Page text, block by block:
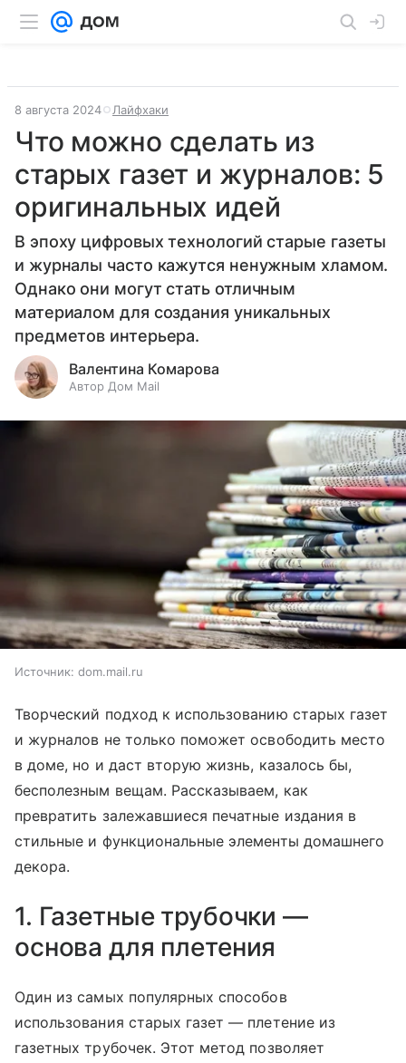
8 августа 2024 Лайфхаки
Что можно сделать из
старых газет и журналов: 5
оригинальных идей
В эпоху цифровых технологий старые газеты
и журналы часто кажутся ненужным хламом.
Однако они могут стать отличным
материалом для создания уникальных
предметов интерьера.
Валентина Комарова
Автор Дом Mail
Источник: dom.mail.ru
Творческий подход к использованию старых газет
и журналов не только поможет освободить место
в доме, но и даст вторую жизнь, казалось бы,
бесполезным вещам. Рассказываем, как
превратить залежавшиеся печатные издания в
стильные и функциональные элементы домашнего
декора.
1. Газетные трубочки —
основа для плетения
Один из самых популярных способов
использования старых газет — плетение из
газетных трубочек. Этот метод позволяет